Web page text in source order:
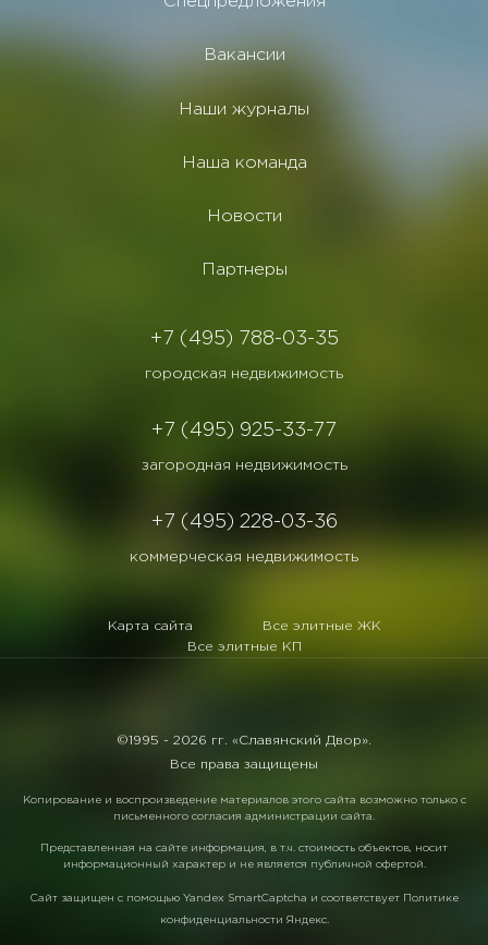
Вакансии
Наши журналы
Наша команда
Новости
Партнеры
+7 (495) 788-03-35
городская недвижимость
+7 (495) 925-33-77
загородная недвижимость
+7 (495) 228-03-36
коммерческая недвижимость
Карта сайта
Все элитные ЖК
Все элитные КП
©1995 - 2026 гг. «Славянский Двор».
Все права защищены
Копирование и воспроизведение материалов этого сайта возможно только с
письменного согласия администрации сайта.
Представленная на сайте информация, в т.ч. стоимость объектов, носит
информационный характер и не является публичной офертой.
Сайт защищен с помощью Yandex SmartCaptcha и соответствует Политике
конфиденциальности Яндекс.